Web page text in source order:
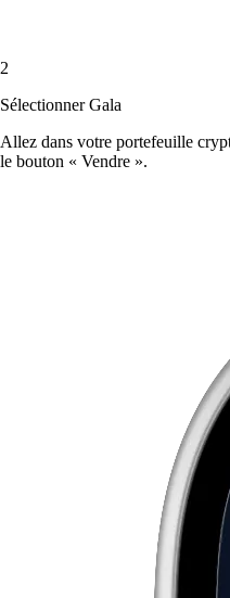
2
Sélectionner Gala
Allez dans votre portefeuille
le bouton « Vendre ».